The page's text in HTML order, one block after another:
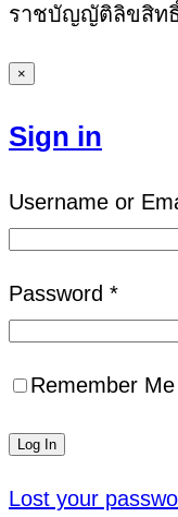
ราชบัญญัติลิขสิทธิ์
×
Sign in
Username or
Password *
Remember Me
Lost your